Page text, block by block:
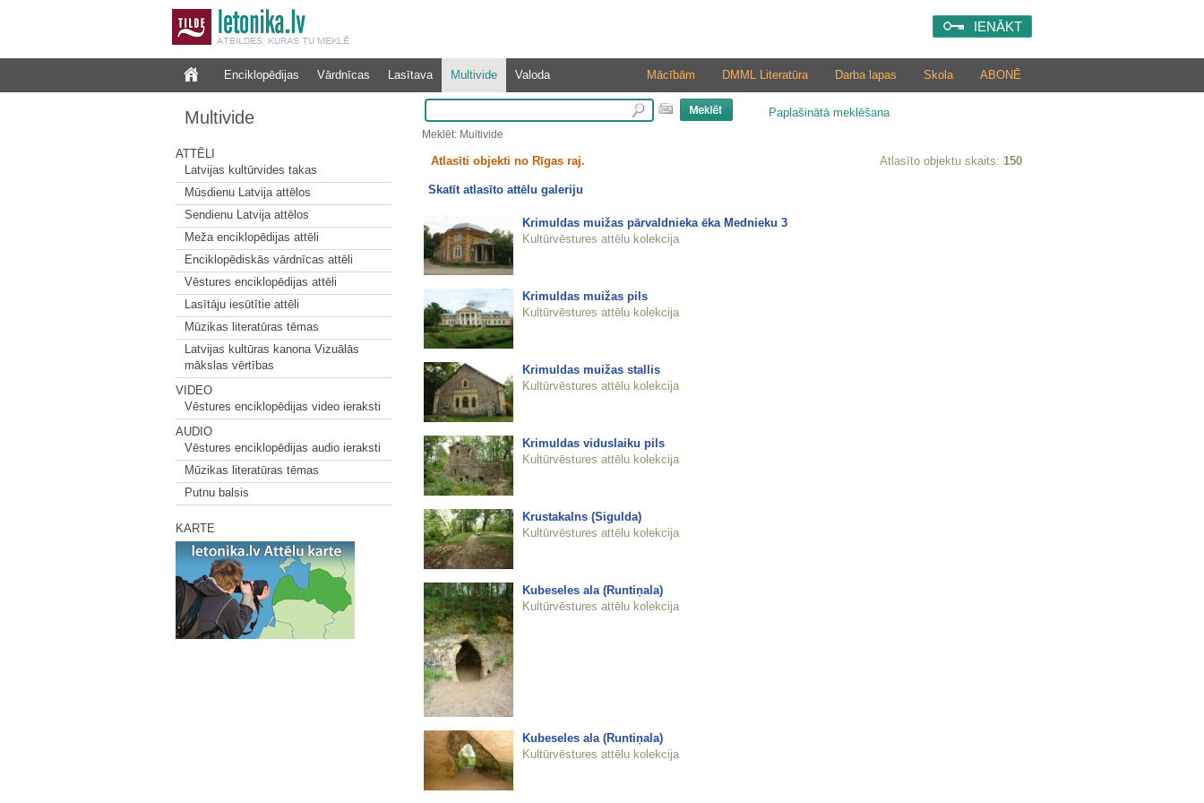
IENĀKT
Enciklopēdijas Vārdnīcas Lasītava Multivide Valoda ABONĒ
Skola
Darba lapas
DMML Literatūra
Mācībām
Multivide
ATTĒLI
Latvijas kultūrvides takas
Mūsdienu Latvija attēlos
Sendienu Latvija attēlos
Meža enciklopēdijas attēli
Enciklopēdiskās vārdnīcas attēli
Vēstures enciklopēdijas attēli
Lasītāju iesūtītie attēli
Mūzikas literatūras tēmas
Latvijas kultūras kanona Vizuālās
mākslas vērtības
VIDEO
Vēstures enciklopēdijas video ieraksti
AUDIO
Vēstures enciklopēdijas audio ieraksti
Mūzikas literatūras tēmas
Putnu balsis
KARTE
Paplašinātā meklēšana
Meklēt: Multivide
Atlasīti objekti no Rīgas raj. Atlasīto objektu skaits: 150
Skatīt atlasīto attēlu galeriju
Krimuldas muižas pārvaldnieka ēka Mednieku 3
Kultūrvēstures attēlu kolekcija
Krimuldas muižas pils
Kultūrvēstures attēlu kolekcija
Krimuldas muižas stallis
Kultūrvēstures attēlu kolekcija
Krimuldas viduslaiku pils
Kultūrvēstures attēlu kolekcija
Krustakalns (Sigulda)
Kultūrvēstures attēlu kolekcija
Kubeseles ala (Runtiņala)
Kultūrvēstures attēlu kolekcija
Kubeseles ala (Runtiņala)
Kultūrvēstures attēlu kolekcija